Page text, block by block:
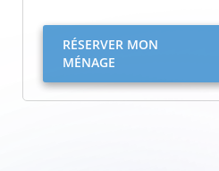
RÉSERVER MON
MÉNAGE